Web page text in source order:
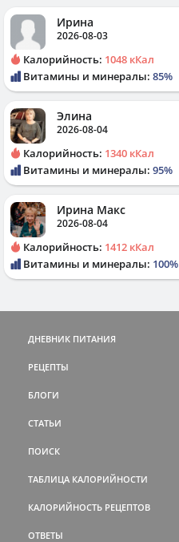
Ирина
2026-08-03
Калорийность: 1048 кКал
Витамины и минералы: 85%
Элина
2026-08-04
Калорийность: 1340 кКал
Витамины и минералы: 95%
Ирина Макс
2026-08-04
Калорийность: 1412 кКал
Витамины и минералы: 100%
ДНЕВНИК ПИТАНИЯ
РЕЦЕПТЫ
БЛОГИ
СТАТЬИ
ПОИСК
ТАБЛИЦА КАЛОРИЙНОСТИ
КАЛОРИЙНОСТЬ РЕЦЕПТОВ
ОТВЕТЫ